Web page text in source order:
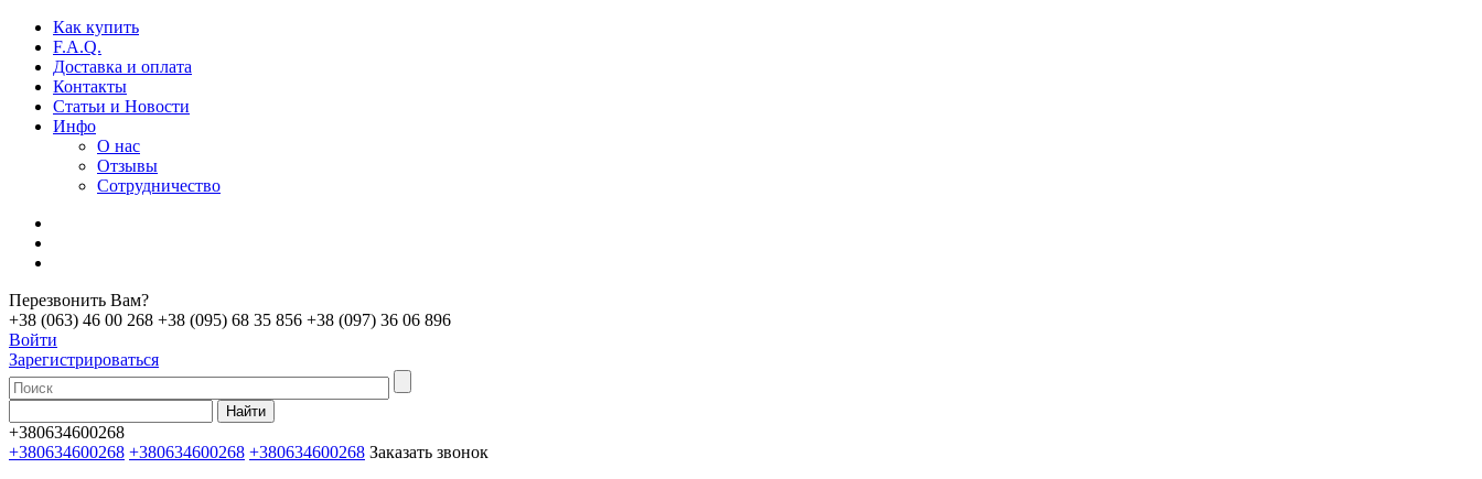
Как купить
F.A.Q.
Доставка и оплата
Контакты
Статьи и Новости
Инфо
О нас
Отзывы
Сотрудничество
Перезвонить Вам?
+38 (063) 46 00 268 +38 (095) 68 35 856 +38 (097) 36 06 896
Войти
Зарегистрироваться
+380634600268
+380634600268 +380634600268 +380634600268 Заказать звонок